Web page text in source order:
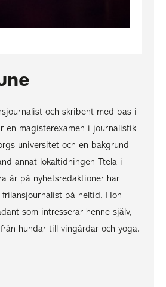
och skribent med bas i
en magisterexamen i journalistik
universitet och en bakgrund
annat lokaltidningen Ttela i
år på nyhetsredaktioner har
på heltid. Hon
som intresserar henne själv,
hundar till vingårdar och yoga.